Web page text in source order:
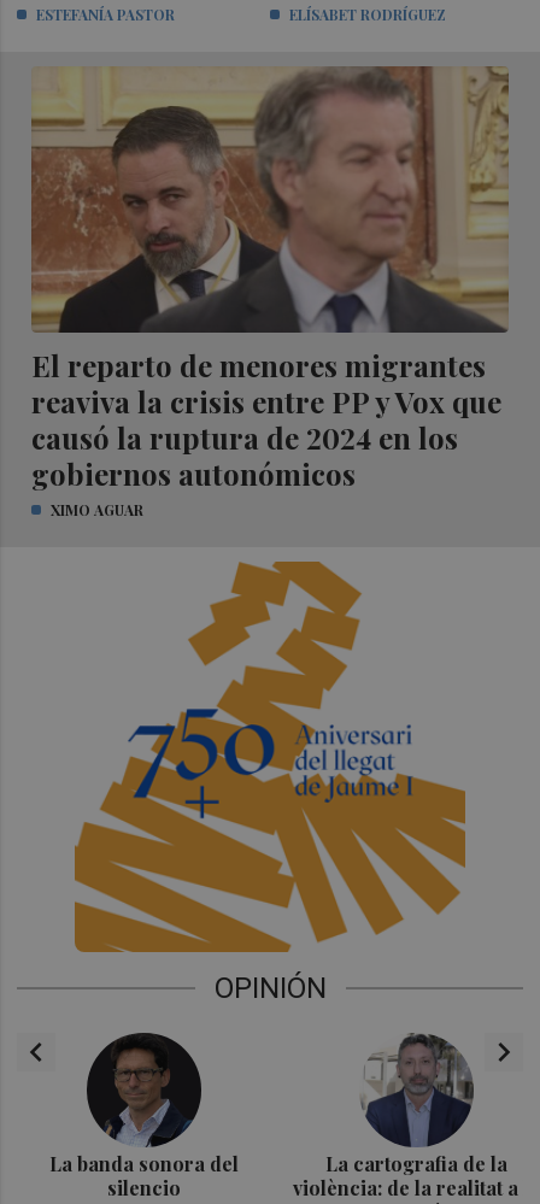
ESTEFANÍA PASTOR ELÍSABET RODRÍGUEZ
El reparto de menores migrantes
reaviva la crisis entre PP y Vox que
causó la ruptura de 2024 en los
gobiernos autonómicos
XIMO AGUAR
OPINIÓN
chevron_left
La banda sonora del
silencio
La cartografia de la
violència: de la realitat a la
chevron_right